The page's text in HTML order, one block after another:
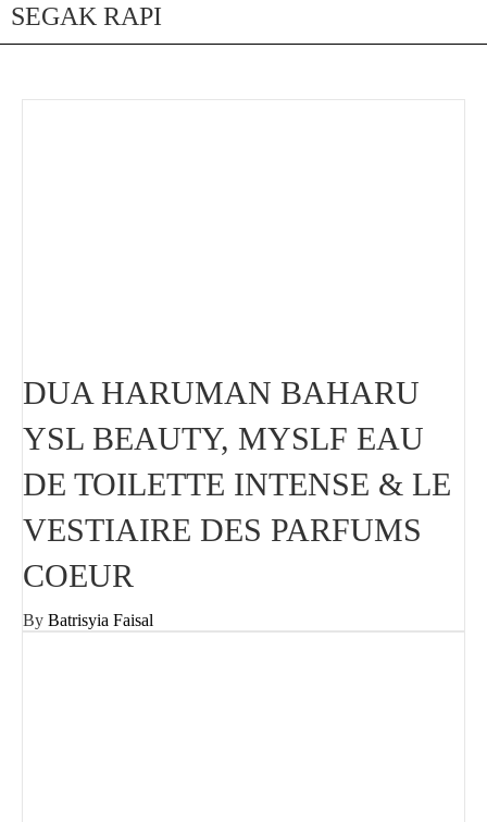
SEGAK RAPI
DUA HARUMAN BAHARU
YSL BEAUTY, MYSLF EAU
DE TOILETTE INTENSE & LE
VESTIAIRE DES PARFUMS
COEUR
By Batrisyia Faisal